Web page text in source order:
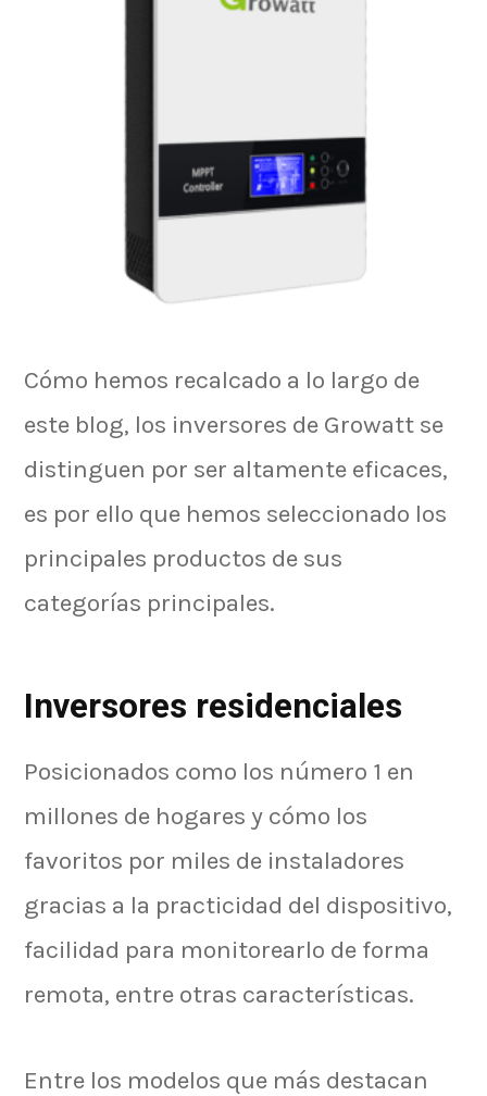
Cómo hemos recalcado a lo largo de
este blog, los inversores de Growatt se
distinguen por ser altamente eficaces,
es por ello que hemos seleccionado los
principales productos de sus
categorías principales.
Inversores residenciales
Posicionados como los número 1 en
millones de hogares y cómo los
favoritos por miles de instaladores
gracias a la practicidad del dispositivo,
facilidad para monitorearlo de forma
remota, entre otras características.
Entre los modelos que más destacan